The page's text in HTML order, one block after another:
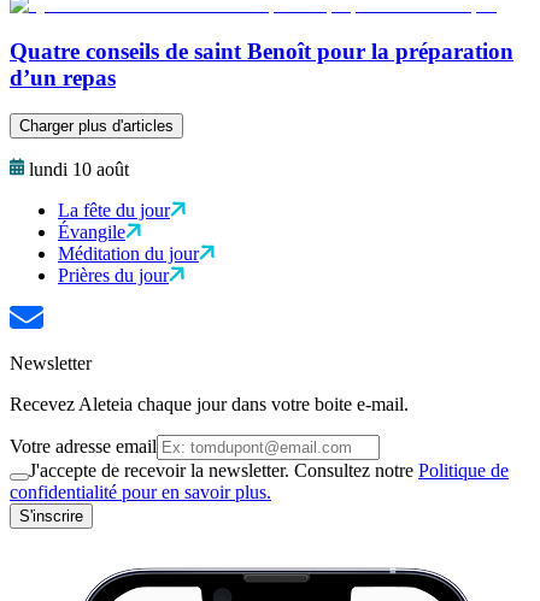
Quatre conseils de saint Benoît pour la préparation
d’un repas
Charger plus d'articles
lundi 10 août
La fête du jour
Évangile
Méditation du jour
Prières du jour
Newsletter
Recevez Aleteia chaque jour dans votre boite e-mail.
Votre adresse email
J'accepte de recevoir la newsletter. Consultez notre Politique de
confidentialité pour en savoir plus.
S'inscrire